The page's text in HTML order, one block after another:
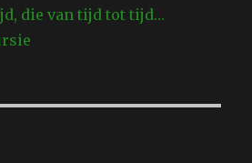
die van tijd tot tijd…